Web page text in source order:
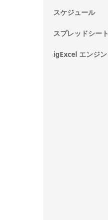
スケジュール
スプレッドシート
igExcel エンジン